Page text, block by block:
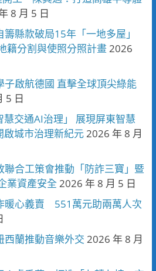
8 月 5 日
縣款破局15年「一地多屋」
籍分割與使照分照計畫2026
啟航德國 直擊全球頂尖綠能
5 日
慧交通AI治理」 展現屏東智慧
啟城市治理新紀元2026 年 8 月
聯合工策會推動「防詐三寶」暨
業資產安全 2026 年 8 月 5 日
暖心義賣 551萬元助兩萬人次
西蘭推動音樂外交 2026 年 8 月